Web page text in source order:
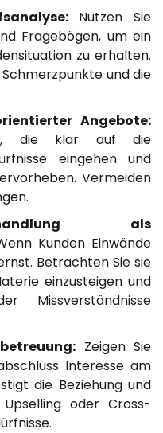
Nutzen Sie
Fragebögen, um ein
zu erhalten.
Schmerzpunkte und die
Angebote:
die klar auf die
eingehen und
Vermeiden
als
Kunden Einwände
Betrachten Sie sie
einzusteigen und
Missverständnisse
Zeigen Sie
Interesse am
die Beziehung und
oder Cross-